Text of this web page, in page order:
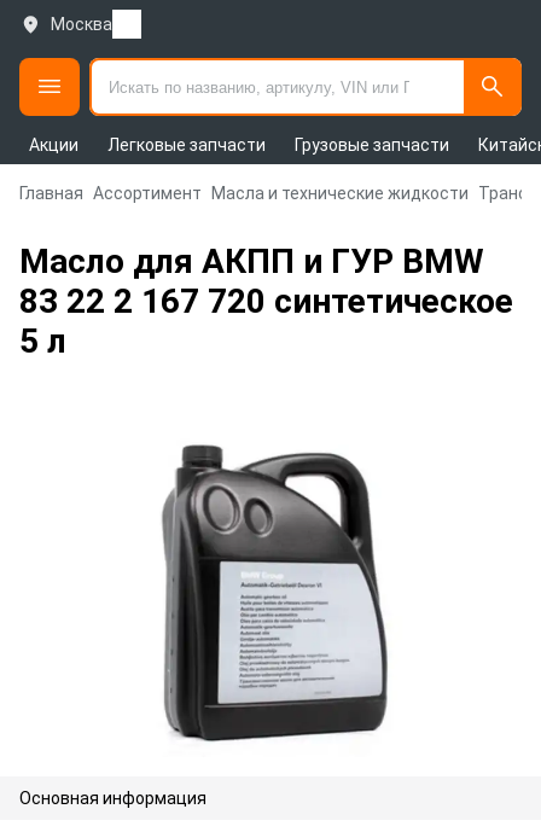
Москва
Акции Легковые запчасти Грузовые запчасти
Главная Ассортимент Масла и технические жидкости
Масло для АКПП и ГУР BMW
83 22 2 167 720 синтетическое
5 л
Основная информация